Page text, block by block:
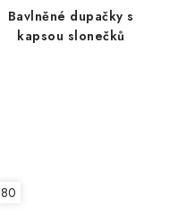
Bavlněné dupačky s
kapsou slonečků
80